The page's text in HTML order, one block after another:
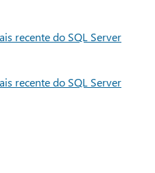
recente do SQL Server
recente do SQL Server